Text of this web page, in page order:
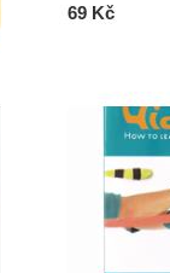
69 Kč